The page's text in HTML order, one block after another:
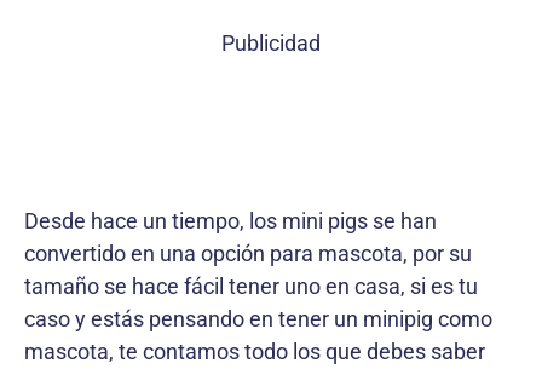
Publicidad
Desde hace un tiempo, los mini pigs se han
convertido en una opción para mascota, por su
tamaño se hace fácil tener uno en casa, si es tu
caso y estás pensando en tener un minipig como
mascota, te contamos todo los que debes saber